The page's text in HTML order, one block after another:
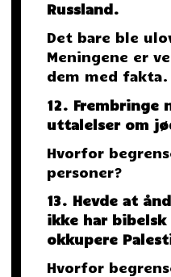
Russland.
Det bare ble
Meningene er
dem med fakta.
12. Frembringe
uttalelser om
Hvorfor
personer?
13. Hevde at
ikke har
okkupere
Hvorfor